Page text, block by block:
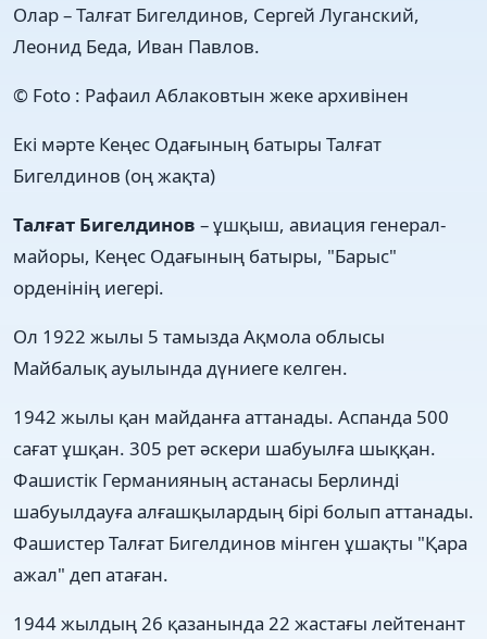
Олар – Талғат Бигелдинов, Сергей Луганский,
Леонид Беда, Иван Павлов.
© Foto : Рафаил Аблаковтын жеке архивінен
Екі мәрте Кеңес Одағының батыры Талғат
Бигелдинов (оң жақта)
Талғат Бигелдинов – ұшқыш, авиация генерал-
майоры, Кеңес Одағының батыры, "Барыс"
орденінің иегері.
Ол 1922 жылы 5 тамызда Ақмола облысы
Майбалық ауылында дүниеге келген.
1942 жылы қан майданға аттанады. Аспанда 500
сағат ұшқан. 305 рет әскери шабуылға шыққан.
Фашистік Германияның астанасы Берлинді
шабуылдауға алғашқылардың бірі болып аттанады.
Фашистер Талғат Бигелдинов мінген ұшақты "Қара
ажал" деп атаған.
1944 жылдың 26 қазанында 22 жастағы лейтенант